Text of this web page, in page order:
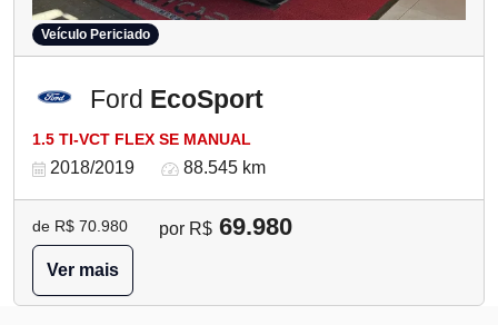
Veículo Periciado
Ford EcoSport
1.5 TI-VCT FLEX SE MANUAL
2018/2019 88.545 km
de R$ 70.980 por R$ 69.980
Ver mais